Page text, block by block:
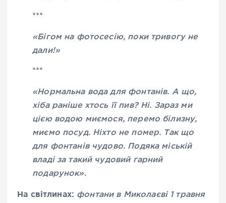
***
«Бігом на фотосесію, поки тривогу не
дали!»
***
«Нормальна вода для фонтанів. А що,
хіба раніше хтось її пив? Ні. Зараз ми
цією водою миємося, перемо білизну,
миємо посуд. Ніхто не помер. Так що
для фонтанів чудово. Подяка міській
владі за такий чудовий гарний
подарунок».
На світлинах: фонтани в Миколаєві 1 травня